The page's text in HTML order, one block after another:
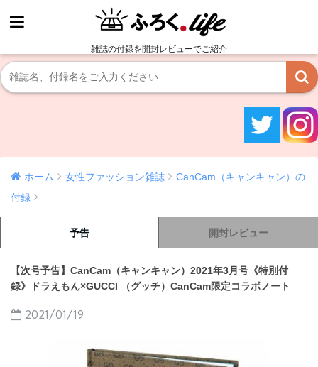
雑誌の付録を開封レビューでご紹介
ホーム 女性ファッション雑誌
CanCam（キャンキャン）の
付録
予告 開封レビュー
【次号予告】CanCam（キャンキャン）2021年3月号《特別付
録》ドラえもん×GUCCI （グッチ）CanCam限定コラボノート
2021/01/19